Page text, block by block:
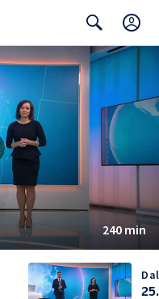
Search
240 min
25.